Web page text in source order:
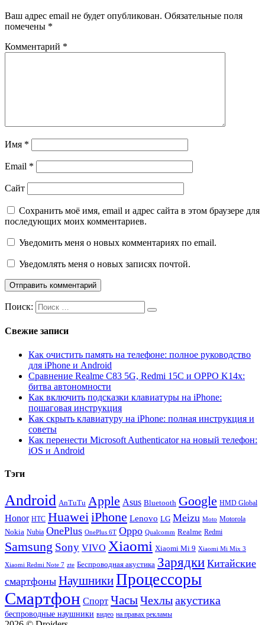
Ваш адрес email не будет опубликован. Обязательные поля
помечены *
Комментарий *
Имя *
Email *
Сайт
Сохранить моё имя, email и адрес сайта в этом браузере для
последующих моих комментариев.
Уведомить меня о новых комментариях по email.
Уведомлять меня о новых записях почтой.
Поиск:
Свежие записи
Как очистить память на телефоне: полное руководство
для iPhone и Android
Сравнение Realme C83 5G, Redmi 15C и OPPO K14x:
битва автономности
Как включить подсказки клавиатуры на iPhone:
пошаговая инструкция
Как скрыть клавиатуру на iPhone: полная инструкция и
советы
Как перенести Microsoft Authenticator на новый телефон:
iOS и Android
Тэги
Android AnTuTu Apple Asus Bluetooth Google HMD Global
Honor HTC HuaweiiPhone Lenovo LG Meizu Moto Motorola
Nokia Nubia OnePlus OnePlus 6T Oppo Qualcomm Realme Redmi
Samsung Sony VIVO Xiaomi Xiaomi Mi 9 Xiaomi Mi Mix 3
Xiaomi Redmi Note 7 zte Беспроводная акустика Зарядки Китайские
смартфоны НаушникиПроцессоры
Смартфон Спорт ЧасыЧехлыакустика
беспроводные наушники видео на правах рекламы